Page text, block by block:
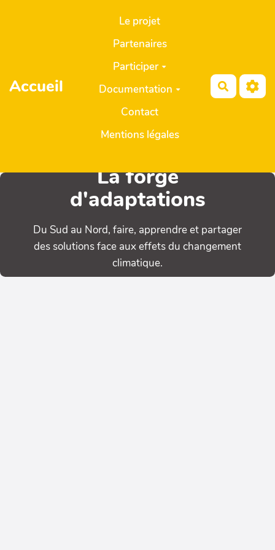
Aller au contenu principal
Accueil
Le projet
Partenaires
Participer
Documentation
Contact
Mentions légales
La forge
d'adaptations
Du Sud au Nord, faire, apprendre et partager
des solutions face aux effets du changement
climatique.